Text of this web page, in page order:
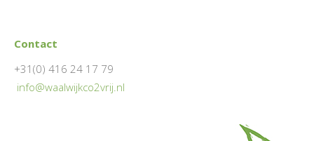
Contact
+31(0) 416 24 17 79
info@waalwijkco2vrij.nl